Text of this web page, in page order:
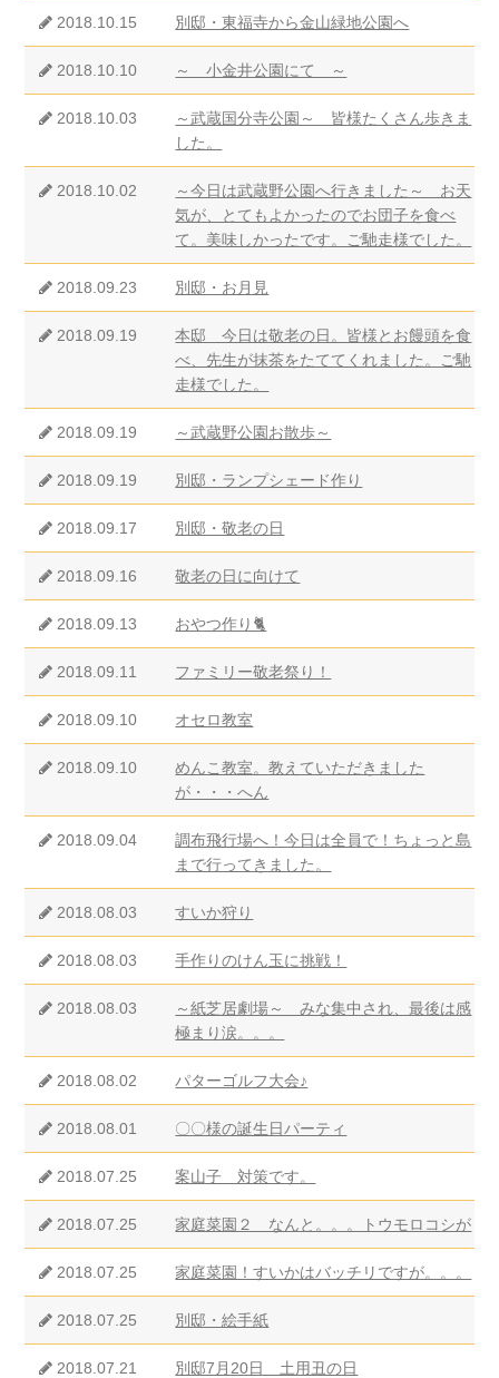
2018.10.15 別邸・東福寺から金山緑地公園へ
2018.10.10 ～ 小金井公園にて ～
2018.10.03
～武蔵国分寺公園～ 皆様たくさん歩きま
した。
2018.10.02
～今日は武蔵野公園へ行きました～ お天
気が、とてもよかったのでお団子を食べ
て。美味しかったです。ご馳走様でした。
2018.09.23 別邸・お月見
2018.09.19
本邸 今日は敬老の日。皆様とお饅頭を食
べ、先生が抹茶をたててくれました。ご馳
走様でした。
2018.09.19 ～武蔵野公園お散歩～
2018.09.19 別邸・ランプシェード作り
2018.09.17 別邸・敬老の日
2018.09.16 敬老の日に向けて
2018.09.13 おやつ作り🐈
2018.09.11 ファミリー敬老祭り！
2018.09.10 オセロ教室
2018.09.10
めんこ教室。教えていただきました
が・・・へん
2018.09.04
調布飛行場へ！今日は全員で！ちょっと島
まで行ってきました。
2018.08.03 すいか狩り
2018.08.03 手作りのけん玉に挑戦！
2018.08.03
～紙芝居劇場～ みな集中され、最後は感
極まり涙。。。
2018.08.02 パターゴルフ大会♪
2018.08.01 〇〇様の誕生日パーティ
2018.07.25 案山子 対策です。
2018.07.25 家庭菜園２ なんと。。。トウモロコシが
2018.07.25 家庭菜園！すいかはバッチリですが。。。
2018.07.25 別邸・絵手紙
2018.07.21 別邸7月20日 土用丑の日